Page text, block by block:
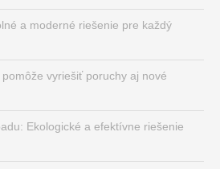
a moderné riešenie pre každý
vyriešiť poruchy aj nové
Ekologické a efektívne riešenie